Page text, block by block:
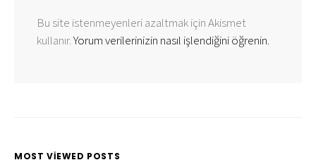
Bu site istenmeyenleri azaltmak için Akismet
kullanır.Yorum verilerinizin nasıl işlendiğini öğrenin.
MOST VIEWED POSTS